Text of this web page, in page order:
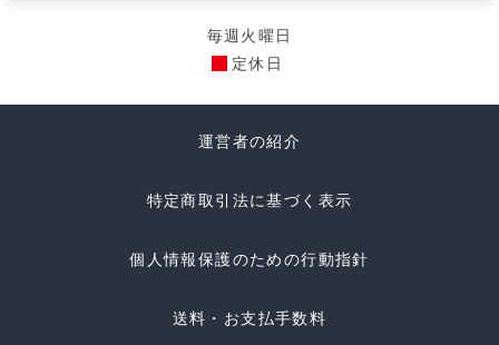
毎週火曜日
定休日
運営者の紹介
特定商取引法に基づく表示
個人情報保護のための行動指針
送料・お支払手数料